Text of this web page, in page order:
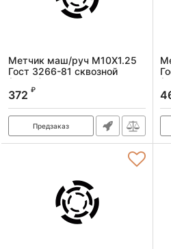
Метчик маш/руч M10X1.25
Гост 3266-81 сквозной
(Р6М5)
Артикул:
372 ₽
Предзаказ